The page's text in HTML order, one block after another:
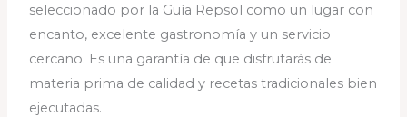
seleccionado por la Guía Repsol como un lugar con
encanto, excelente gastronomía y un servicio
cercano. Es una garantía de que disfrutarás de
materia prima de calidad y recetas tradicionales bien
ejecutadas.